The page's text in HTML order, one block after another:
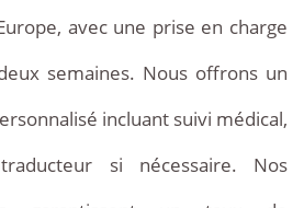
avec une prise en charge
semaines. Nous offrons un
incluant suivi médical,
si nécessaire. Nos